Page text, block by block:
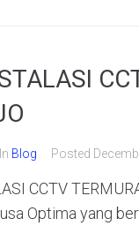
In Blog Posted
CCTV
Optima yang